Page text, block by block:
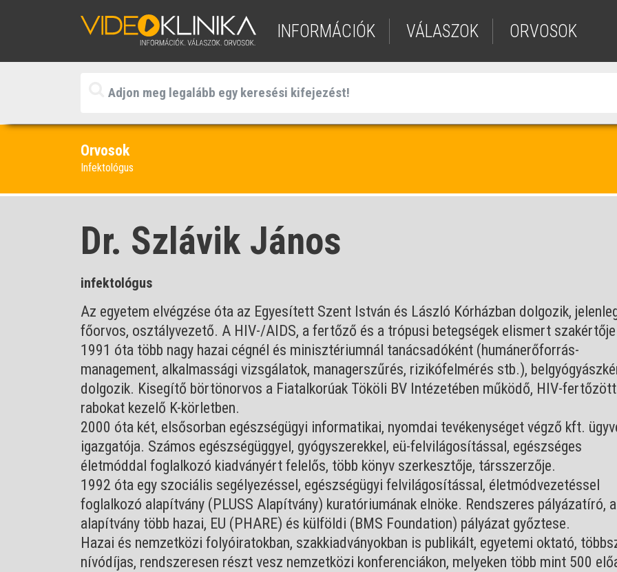
INFORMÁCIÓK VÁLASZOK ORVOSOK
Orvosok
Infektológus
Dr. Szlávik János
infektológus
Az egyetem elvégzése óta az Egyesített Szent István és László Kórházban dolgozik,
főorvos, osztályvezető. A HIV-/AIDS, a fertőző és a trópusi betegségek elismert
1991 óta több nagy hazai cégnél és minisztériumnál tanácsadóként (humánerőforrás-
management, alkalmassági vizsgálatok, managerszűrés, rizikófelmérés stb.),
dolgozik. Kisegítő börtönorvos a Fiatalkorúak Tököli BV Intézetében működő, HIV-fertőzött
rabokat kezelő K-körletben.
2000 óta két, elsősorban egészségügyi informatikai, nyomdai tevékenységet végző kft.
igazgatója. Számos egészségüggyel, gyógyszerekkel, eü-felvilágosítással, egészséges
életmóddal foglalkozó kiadványért felelős, több könyv szerkesztője, társszerzője.
1992 óta egy szociális segélyezéssel, egészségügyi felvilágosítással, életmódvezetéssel
foglalkozó alapítvány (PLUSS Alapítvány) kuratóriumának elnöke. Rendszeres pályázatíró,
alapítvány több hazai, EU (PHARE) és külföldi (BMS Foundation) pályázat győztese.
Hazai és nemzetközi folyóiratokban, szakkiadványokban is publikált, egyetemi oktató,
nívódíjas, rendszeresen részt vesz nemzetközi konferenciákon, melyeken több mint 500